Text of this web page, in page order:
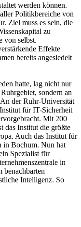
werden können.
Politikbereiche von
Ziel muss es sein, die
zu
von selbst.
Effekte
bereits angesiedelt
hatte, lag nicht nur
sondern an
der Ruhr-Universität
für IT-Sicherheit
Mit 200
das Institut die größte
Auch das Institut für
in Bochum. Nun hat
Spezialist für
in
benachbarten
Intelligenz. So